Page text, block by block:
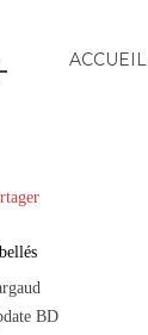
ACCUEIL
BD